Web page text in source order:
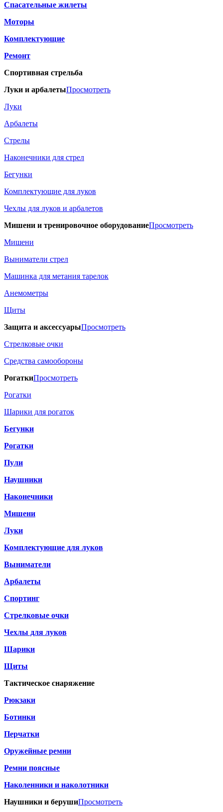
Спасательные жилеты
Моторы
Комплектующие
Ремонт
Спортивная стрельба
Луки и арбалетыПросмотреть
Луки
Арбалеты
Стрелы
Наконечники для стрел
Бегунки
Комплектующие для луков
Чехлы для луков и арбалетов
Мишени и тренировочное оборудованиеПросмотреть
Мишени
Выниматели стрел
Машинка для метания тарелок
Анемометры
Щиты
Защита и аксессуарыПросмотреть
Стрелковые очки
Средства самообороны
РогаткиПросмотреть
Рогатки
Шарики для рогаток
Бегунки
Рогатки
Пули
Наушники
Наконечники
Мишени
Луки
Комплектующие для луков
Выниматели
Арбалеты
Спортинг
Стрелковые очки
Чехлы для луков
Шарики
Щиты
Тактическое снаряжение
Рюкзаки
Ботинки
Перчатки
Оружейные ремни
Ремни поясные
Наколенники и наколотники
Наушники и берушиПросмотреть